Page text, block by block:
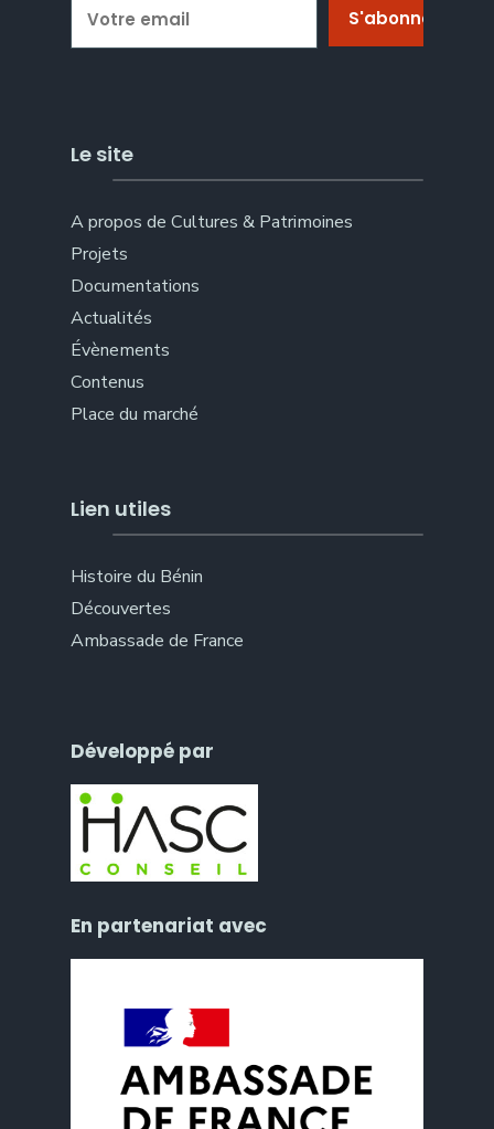
Le site
A propos de Cultures & Patrimoines
Projets
Documentations
Actualités
Évènements
Contenus
Place du marché
Lien utiles
Histoire du Bénin
Découvertes
Ambassade de France
Développé par
En partenariat avec